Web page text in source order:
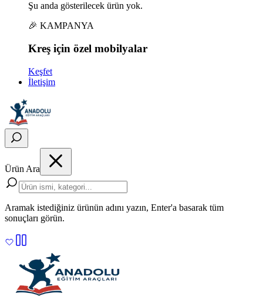
Şu anda gösterilecek ürün yok.
🎉 KAMPANYA
Kreş için özel mobilyalar
Keşfet
İletişim
Ürün Ara
Aramak istediğiniz ürünün adını yazın, Enter'a basarak tüm
sonuçları görün.